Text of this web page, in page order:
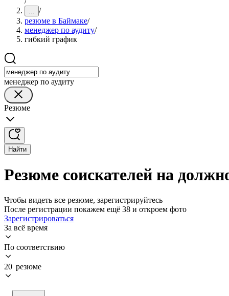
... /
резюме в Баймаке/
менеджер по аудиту/
гибкий график
менеджер по аудиту
Резюме
Найти
Резюме соискателей на
Чтобы видеть все резюме, зарегистрируйтесь
После регистрации покажем ещё 38 и откроем фото
Зарегистрироваться
За всё время
По соответствию
20 резюме